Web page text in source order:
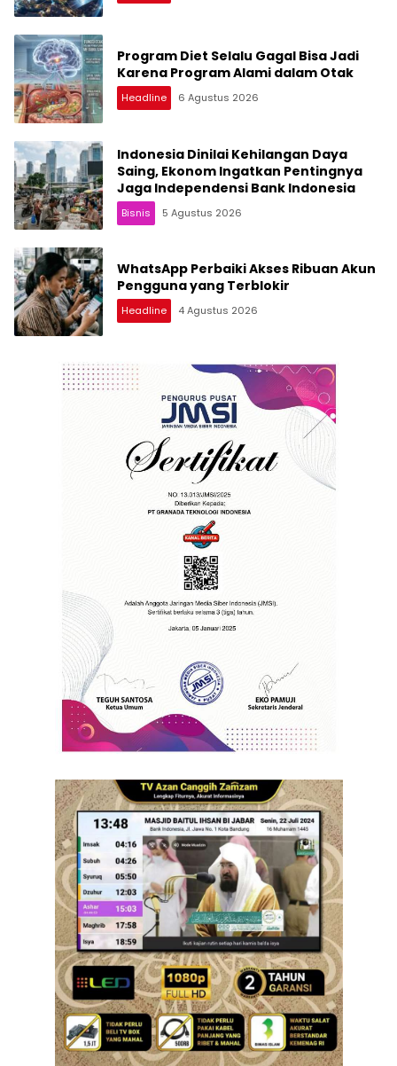
Program Diet Selalu Gagal Bisa Jadi
Karena Program Alami dalam Otak
Headline 6 Agustus 2026
Indonesia Dinilai Kehilangan Daya
Saing, Ekonom Ingatkan Pentingnya
Jaga Independensi Bank Indonesia
Bisnis 5 Agustus 2026
WhatsApp Perbaiki Akses Ribuan Akun
Pengguna yang Terblokir
Headline 4 Agustus 2026